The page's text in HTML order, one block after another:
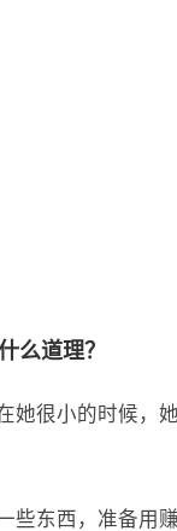
么道理？
她很小的时候，
些东西，准备用